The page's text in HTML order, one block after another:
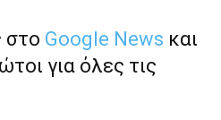
στο Google News και
για όλες τις